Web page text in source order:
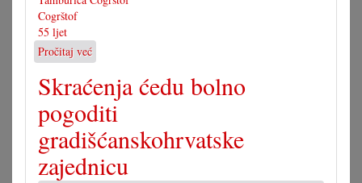
Cogrštof
55 ljet
Pročitaj već
Dostojno
svečevanje
55.
obljetnice
Skraćenja ćedu bolno
pogoditi
gradišćanskohrvatske
zajednicu